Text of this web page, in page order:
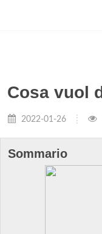
Cosa vuol
2022-01-26
Sommario